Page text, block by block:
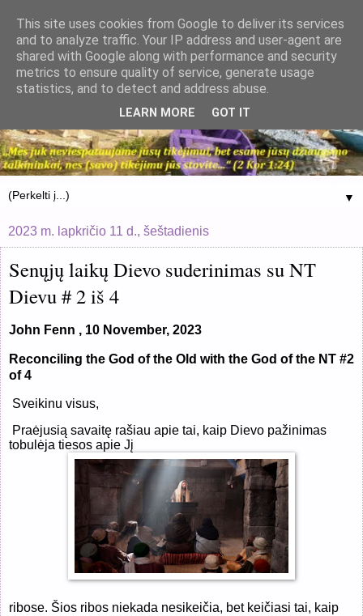
▼
2023 m. lapkričio 11 d., šeštadienis
Senųjų laikų Dievo suderinimas su NT
Dievu # 2 iš 4
John Fenn , 10 November, 2023
Reconciling the God of the Old with the God of the NT #2
of 4
Sveikinu visus,
Praėjusią savaitę rašiau apie tai, kaip Dievo pažinimas
tobulėja tiesos apie Jį
ribose. Šios ribos niekada nesikeičia, bet keičiasi tai, kaip
This site uses cookies from Google to deliver its services
and to analyze traffic. Your IP address and user-agent are
shared with Google along with performance and security
metrics to ensure quality of service, generate usage
statistics, and to detect and address abuse.
LEARN MORE GOT IT